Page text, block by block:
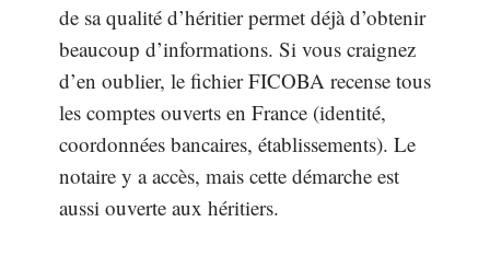
de sa qualité d’héritier permet déjà d’obtenir
beaucoup d’informations. Si vous craignez
d’en oublier, le fichier FICOBA recense tous
les comptes ouverts en France (identité,
coordonnées bancaires, établissements). Le
notaire y a accès, mais cette démarche est
aussi ouverte aux héritiers.